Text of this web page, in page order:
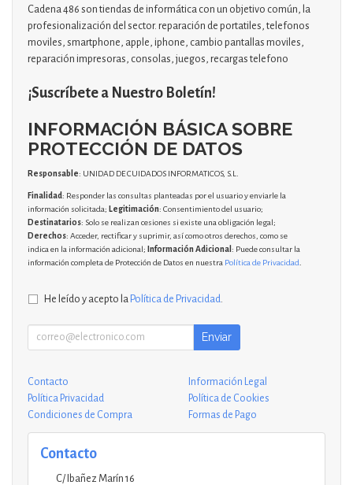
Cadena 486 son tiendas de informática con un objetivo común, la
profesionalización del sector. reparación de portatiles, telefonos
moviles, smartphone, apple, iphone, cambio pantallas moviles,
reparación impresoras, consolas, juegos, recargas telefono
¡Suscríbete a Nuestro Boletín!
INFORMACIÓN BÁSICA SOBRE
PROTECCIÓN DE DATOS
Responsable: UNIDAD DE CUIDADOS INFORMATICOS, S.L.
Finalidad: Responder las consultas planteadas por el usuario y enviarle la
información solicitada; Legitimación: Consentimiento del usuario;
Destinatarios: Solo se realizan cesiones si existe una obligación legal;
Derechos: Acceder, rectificar y suprimir, así como otros derechos, como se
indica en la información adicional; Información Adicional : Puede consultar la
información completa de Protección de Datos en nuestra Política de Privacidad
He leído y acepto la Política de Privacidad
Enviar
Contacto
Información Legal
Política Privacidad
Política de Cookies
Condiciones de Compra
Formas de Pago
Contacto
C/ Ibañez Marín 16